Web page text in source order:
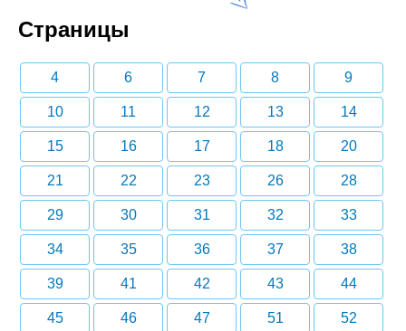
Страницы
4 6 7 8 9
10 11 12 13 14
15 16 17 18 20
21 22 23 26 28
29 30 31 32 33
34 35 36 37 38
39 41 42 43 44
45 46 47 51 52